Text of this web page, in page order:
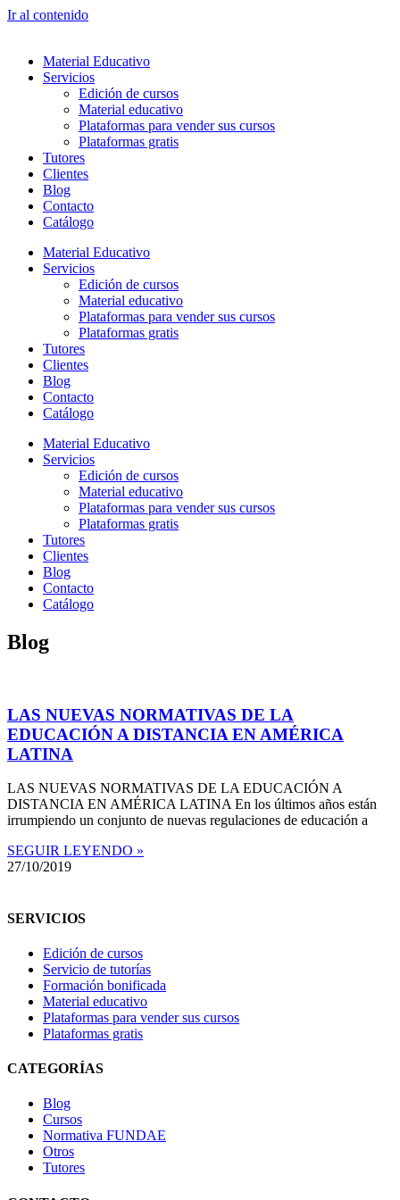
Ir al contenido
Material Educativo
Servicios
Edición de cursos
Material educativo
Plataformas para vender sus cursos
Plataformas gratis
Tutores
Clientes
Blog
Contacto
Catálogo
Material Educativo
Servicios
Edición de cursos
Material educativo
Plataformas para vender sus cursos
Plataformas gratis
Tutores
Clientes
Blog
Contacto
Catálogo
Material Educativo
Servicios
Edición de cursos
Material educativo
Plataformas para vender sus cursos
Plataformas gratis
Tutores
Clientes
Blog
Contacto
Catálogo
Blog
LAS NUEVAS NORMATIVAS DE LA
EDUCACIÓN A DISTANCIA EN AMÉRICA
LATINA
LAS NUEVAS NORMATIVAS DE LA EDUCACIÓN A
DISTANCIA EN AMÉRICA LATINA En los últimos años están
irrumpiendo un conjunto de nuevas regulaciones de educación a
SEGUIR LEYENDO »
27/10/2019
SERVICIOS
Edición de cursos
Servicio de tutorías
Formación bonificada
Material educativo
Plataformas para vender sus cursos
Plataformas gratis
CATEGORÍAS
Blog
Cursos
Normativa FUNDAE
Otros
Tutores